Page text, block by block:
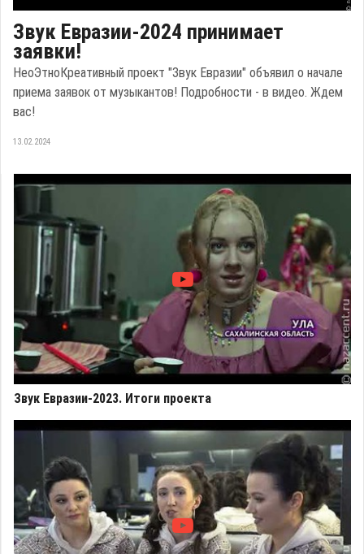
Звук Евразии-2024 принимает
заявки!
НеоЭтноКреативный проект "Звук Евразии" объявил о начале
приема заявок от музыкантов! Подробности - в видео. Ждем
вас!
13.02.2024
Звук Евразии-2023. Итоги проекта